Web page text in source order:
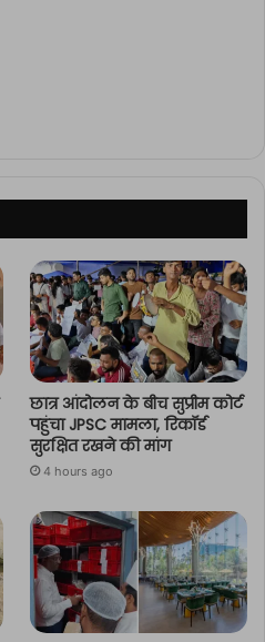
छात्र आंदोलन के बीच सुप्रीम कोर्ट
पहुंचा JPSC मामला, रिकॉर्ड
सुरक्षित रखने की मांग
4 hours ago